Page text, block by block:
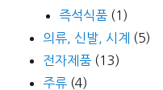
즉석식품 (1)
의류, 신발, 시계 (5)
전자제품 (13)
주류 (4)